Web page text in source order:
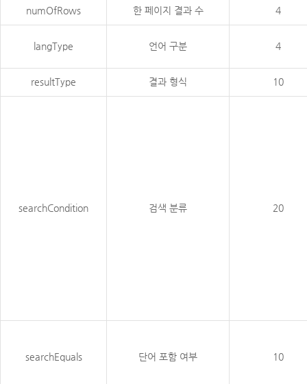
numOfRows 한 페이지 결과 수 4
langType 언어 구분 4
resultType 결과 형식 10
searchCondition 검색 분류 20
searchEquals 단어 포함 여부 10